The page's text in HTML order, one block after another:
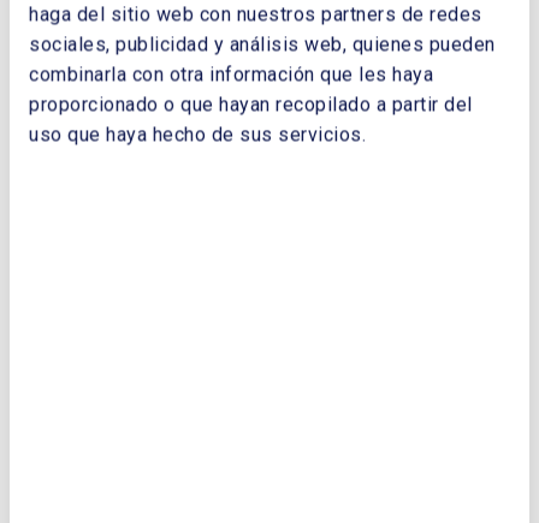
haga del sitio web con nuestros partners de redes
sociales, publicidad y análisis web, quienes pueden
combinarla con otra información que les haya
proporcionado o que hayan recopilado a partir del
uso que haya hecho de sus servicios.
Enviar